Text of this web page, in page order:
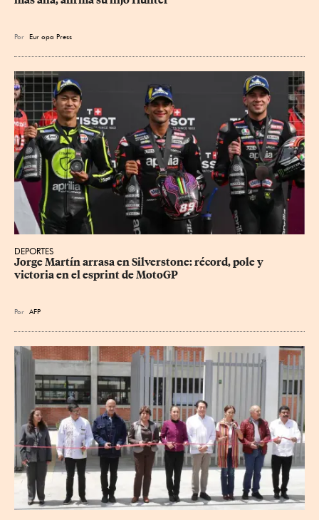
Por Eur opa Press
DEPORTES
Jorge Martín arrasa en Silverstone: récord, pole y
victoria en el esprint de MotoGP
Por AFP